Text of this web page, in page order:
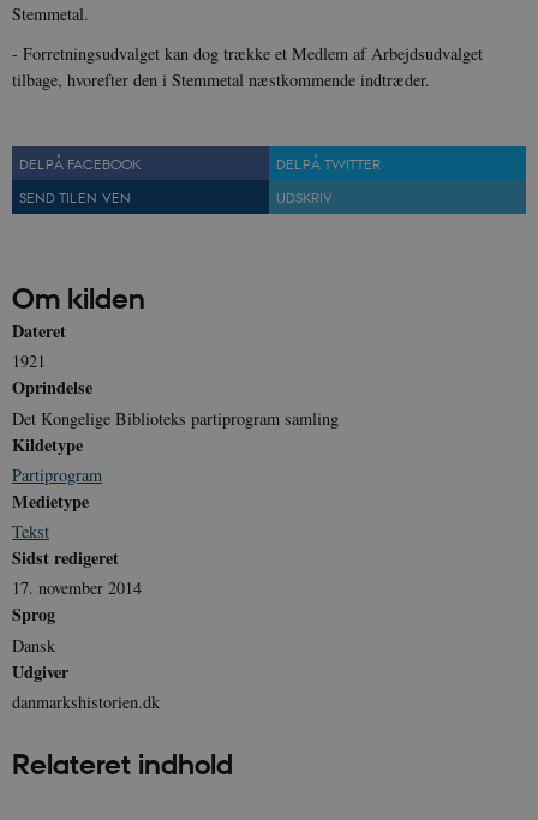
Stemmetal.
- Forretningsudvalget kan dog trække et Medlem af Arbejdsudvalget
tilbage, hvorefter den i Stemmetal næstkommende indtræder.
DEL PÅ FACEBOOK
DEL PÅ TWITTER
SEND TIL EN VEN
UDSKRIV
Om kilden
Dateret
1921
Oprindelse
Det Kongelige Biblioteks partiprogram samling
Kildetype
Partiprogram
Medietype
Tekst
Sidst redigeret
17. november 2014
Sprog
Dansk
Udgiver
danmarkshistorien.dk
Relateret indhold